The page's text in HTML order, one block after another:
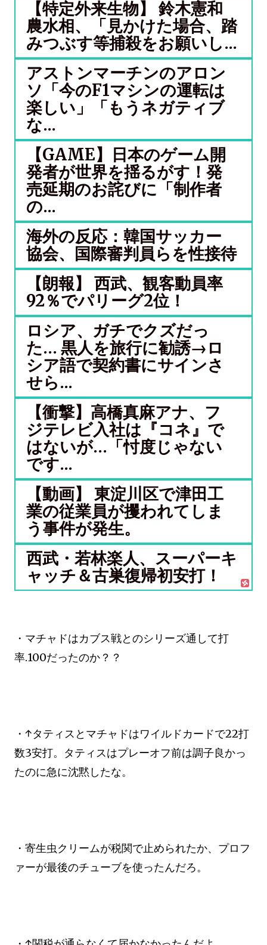
【特定外来生物】 鈴木憲和
農水相、「見かけた場合、踏
みつぶす等捕殺をお願いし...
アストンマーチンのアロン
ソ「今のF1マシンの運転は
楽しい」「もうネガティブ
な...
【GAME】日本のゲーム開
発者が世界を揺るがす！発
売延期のお詫びに「制作者
の...
海外の反応：韓国サッカー
協会、国際審判員らを性接待
【朗報】 西武、観客動員率
92％でパリーグ2位！
ロシア、ガチでクズだっ
た… 黒人を旅行に勧誘→ロ
シア語で契約書にサインさ
せら...
【衝撃】高橋真麻アナ、フ
ジテレビ入社は『コネ』で
はないが…「忖度じゃない
です...
【動画】 東淀川区で津田工
業の従業員が攫われてしま
う事件が発生。
西武・若林楽人、スーパーキ
ャッチ＆古巣復帰初安打！
・マチャドはカブス戦とのシリーズ通して打
率.100だったのか？？
・↑タティスとマチャドはワイルドカードで22打
数3安打。タティスはプレーオフ前は調子良かっ
たのに急に沈黙したな。
・寄生虫クリームが税関で止められたか、プロフ
ァーが最後のチューブを使ったんだろ。